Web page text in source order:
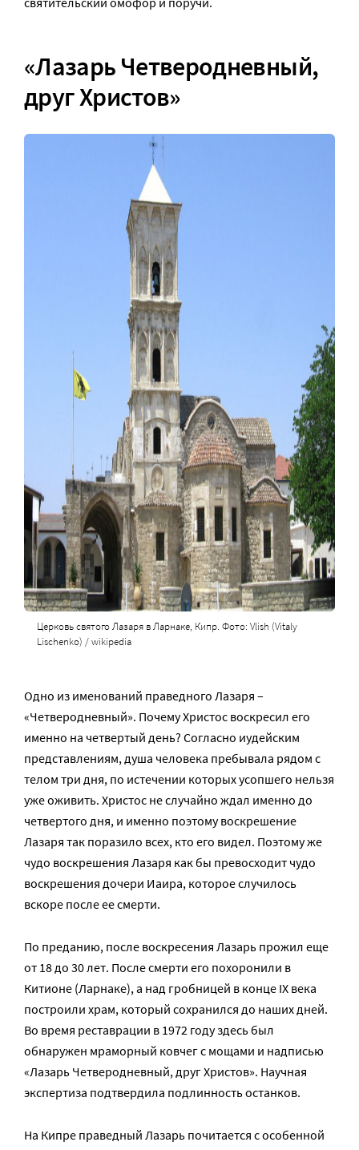
«Лазарь Четверодневный,
друг Христов»
Церковь святого Лазаря в Ларнаке, Кипр. Фото: Vlish (Vitaly
Lischenko) / wikipedia
Одно из именований праведного Лазаря –
«Четверодневный». Почему Христос воскресил его
именно на четвертый день? Согласно иудейским
представлениям, душа человека пребывала рядом с
телом три дня, по истечении которых усопшего нельзя
уже оживить. Христос не случайно ждал именно до
четвертого дня, и именно поэтому воскрешение
Лазаря так поразило всех, кто его видел. Поэтому же
чудо воскрешения Лазаря как бы превосходит чудо
воскрешения дочери Иаира, которое случилось
вскоре после ее смерти.
По преданию, после воскресения Лазарь прожил еще
от 18 до 30 лет. После смерти его похоронили в
Китионе (Ларнаке), а над гробницей в конце IX века
построили храм, который сохранился до наших дней.
Во время реставрации в 1972 году здесь был
обнаружен мраморный ковчег с мощами и надписью
«Лазарь Четверодневный, друг Христов». Научная
экспертиза подтвердила подлинность останков.
На Кипре праведный Лазарь почитается с особенной